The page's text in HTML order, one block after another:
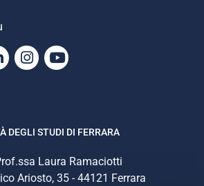
LinkedinInstagram
Youtube
DEGLI STUDI DI FERRARA
Laura Ramaciotti
Ariosto, 35 - 44121 Ferrara